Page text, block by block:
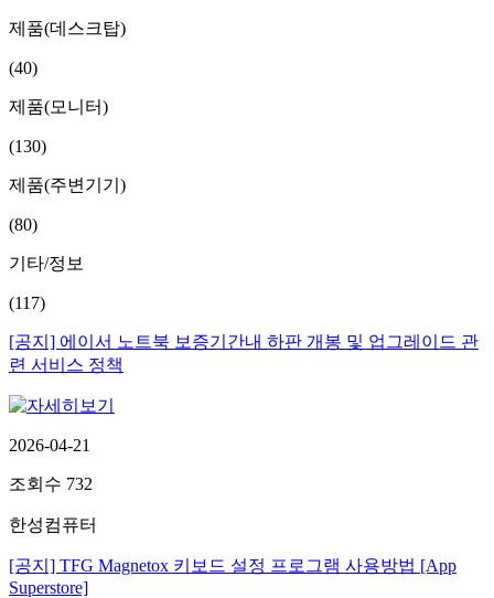
제품(데스크탑)
(40)
제품(모니터)
(130)
제품(주변기기)
(80)
기타/정보
(117)
[공지] 에이서 노트북 보증기간내 하판 개봉 및 업그레이드 관
련 서비스 정책
2026-04-21
조회수 732
한성컴퓨터
[공지] TFG Magnetox 키보드 설정 프로그램 사용방법 [App
Superstore]